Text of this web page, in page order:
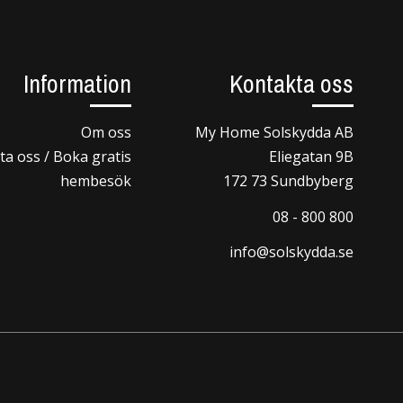
Information
Om oss
oss / Boka gratis
hembesök
Kontakta oss
My Home Solskydda AB
Eliegatan 9B
172 73 Sundbyberg
08 - 800 800
info@solskydda.se